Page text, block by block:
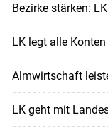
Bezirke stärken:
LK legt alle
Almwirtschaft
LK geht mit